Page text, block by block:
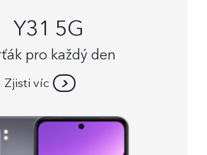
Y31 5G
pro každý den
Zjisti víc